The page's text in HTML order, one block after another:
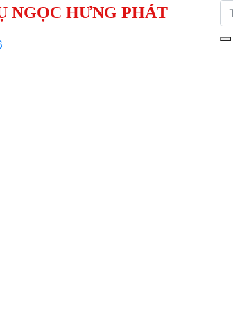
NGỌC HƯNG PHÁT